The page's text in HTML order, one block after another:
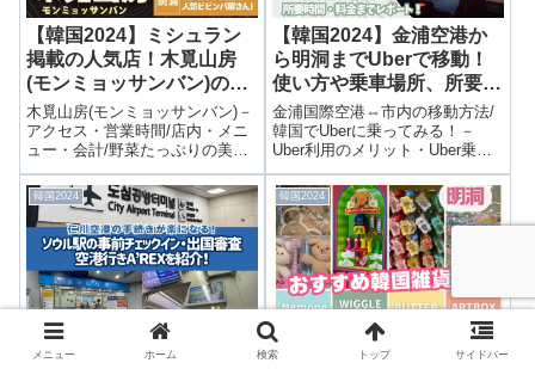
【韓国2024】ミシュラン
掲載の人気店！木覓山房
(モンミョッサンバン)のビ
ビンバをレポート！
木覓山房(モンミョッサンバン)－
アクセス・営業時間/店内・メニ
ュー・会計/野菜たっぷりの美味
しいビビンバ を紹介！
【韓国2024】金浦空港か
ら明洞までUberで移動！
使い方や乗車場所、所要時
間・料金をレポート！
金浦国際空港⇔市内の移動方法/
韓国でUberに乗ってみる！－
Uber利用のメリット・Uber乗り
場・配車・乗車/Uberで金浦空港
から明洞へ！ を紹介！
韓国2024
【韓国2024】仁川空港の
手続きが楽になる！ソウル
韓国2024
【韓国2024】かわいいの
渋滞！明洞おすすめ韓国雑
メニュー ホーム 検索 トップ サイドバー